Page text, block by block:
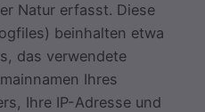
Natur erfasst. Diese
beinhalten etwa
das verwendete
Ihres
Ihre IP-Adresse und